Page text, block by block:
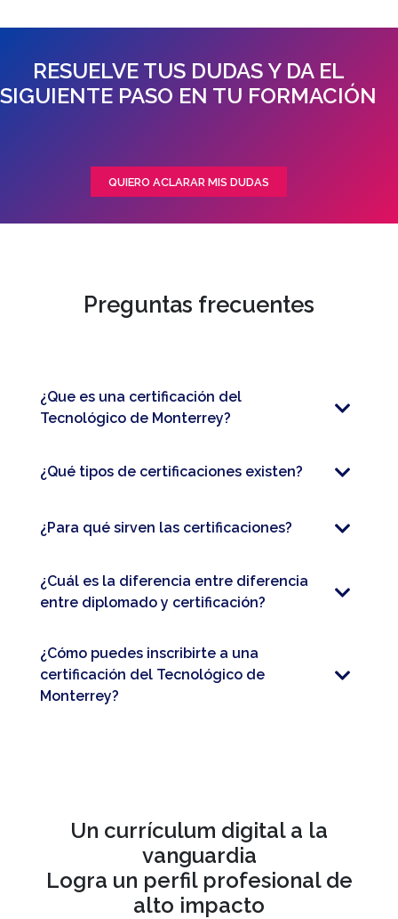
RESUELVE TUS DUDAS Y DA EL
SIGUIENTE PASO EN TU FORMACIÓN
QUIERO ACLARAR MIS DUDAS
Preguntas frecuentes
¿Que es una certificación del
Tecnológico de Monterrey?
¿Qué tipos de certificaciones existen?
¿Para qué sirven las certificaciones?
¿Cuál es la diferencia entre diferencia
entre diplomado y certificación​?
¿Cómo puedes inscribirte a una
certificación del Tecnológico de
Monterrey?
Un currículum digital a la
vanguardia
Logra un perfil profesional de
alto impacto